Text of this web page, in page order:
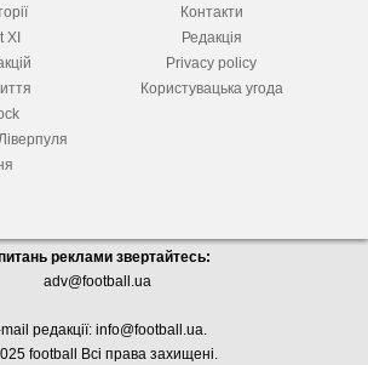
Контакти
Редакція
Privacy policy
Користувацька угода
реклами звертайтесь:
adv@football.ua
редакції: info@football.ua.
football Всі права захищені.